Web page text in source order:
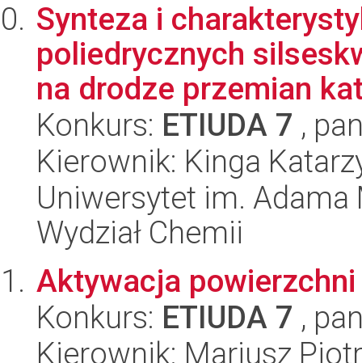
Synteza i
poliedrycznych
na drodze przemian
Konkurs: ETIUDA 7 ,
Kierownik: Kinga
Uniwersytet im.
Wydział Chemii
Aktywacja
Konkurs: ETIUDA 7 ,
Kierownik: Mariusz